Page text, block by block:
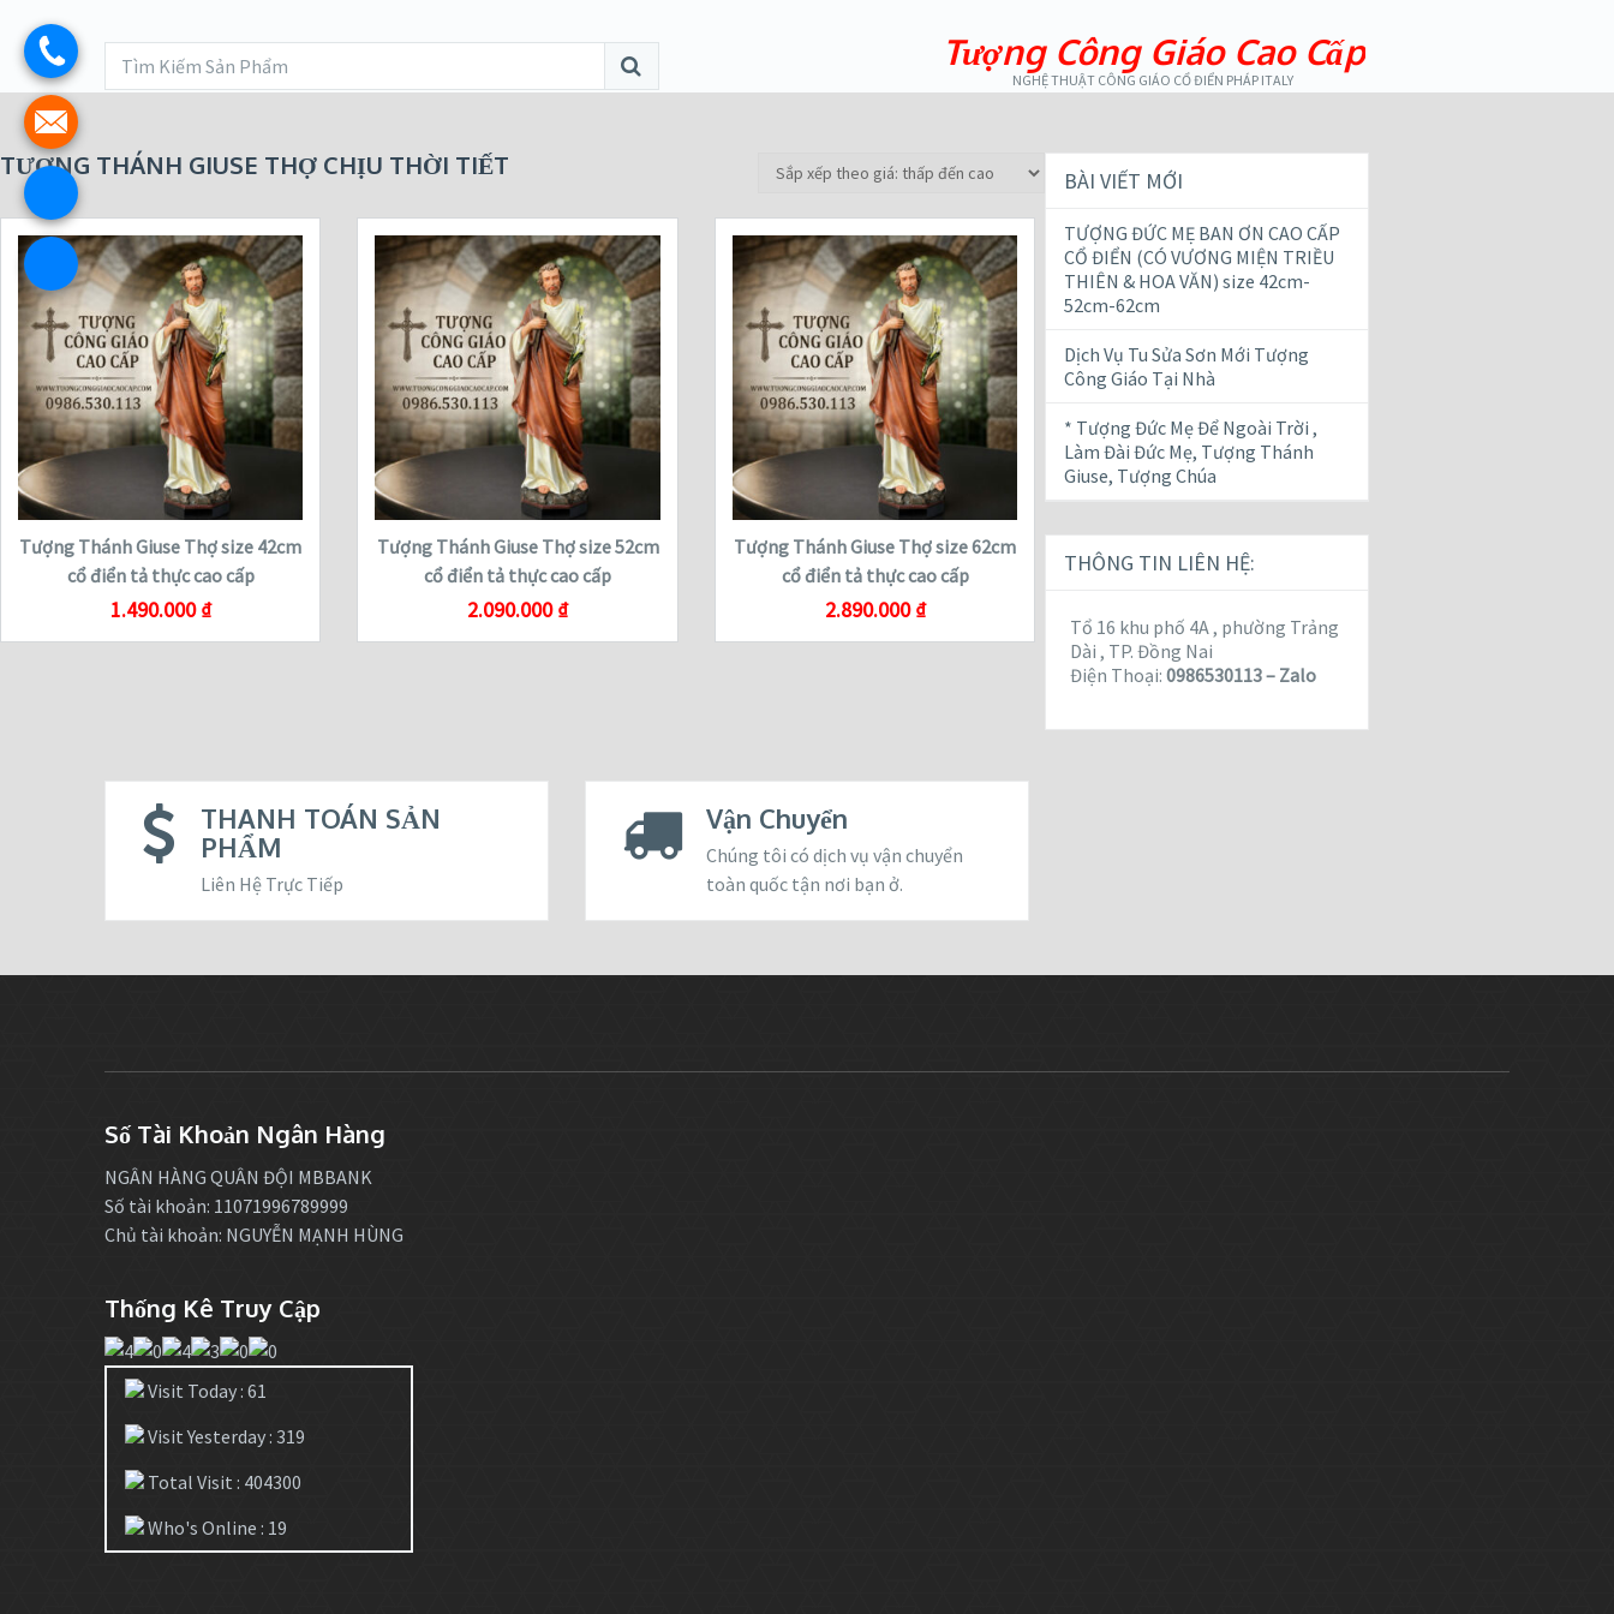
Tượng Công Giáo Cao Cấp
NGHỆ THUẬT CÔNG GIÁO CỔ ĐIỂN PHÁP ITALY
TƯỢNG THÁNH GIUSE THỢ CHỊU THỜI TIẾT
Tượng Thánh Giuse Thợ size 42cm
cổ điển tả thực cao cấp
1.490.000₫
Tượng Thánh Giuse Thợ size 52cm
cổ điển tả thực cao cấp
2.090.000₫
Tượng Thánh Giuse Thợ size 62cm
cổ điển tả thực cao cấp
2.890.000₫
BÀI VIẾT MỚI
TƯỢNG ĐỨC MẸ BAN ƠN CAO CẤP
CỔ ĐIỂN (CÓ VƯƠNG MIỆN TRIỀU
THIÊN & HOA VĂN) size 42cm-
52cm-62cm
Dịch Vụ Tu Sửa Sơn Mới Tượng
Công Giáo Tại Nhà
* Tượng Đức Mẹ Để Ngoài Trời ,
Làm Đài Đức Mẹ, Tượng Thánh
Giuse, Tượng Chúa
THÔNG TIN LIÊN HỆ:
Tổ 16 khu phố 4A , phường Trảng
Dài , TP. Đồng Nai
Điện Thoại: 0986530113 – Zalo
THANH TOÁN SẢN
PHẨM
Liên Hệ Trực Tiếp
Vận Chuyển
Chúng tôi có dịch vụ vận chuyển
toàn quốc tận nơi bạn ở.
Số Tài Khoản Ngân Hàng
NGÂN HÀNG QUÂN ĐỘI MBBANK
Số tài khoản: 11071996789999
Chủ tài khoản: NGUYỄN MẠNH HÙNG
Thống Kê Truy Cập
Visit Today : 61
Visit Yesterday : 319
Total Visit : 404300
Who's Online : 19